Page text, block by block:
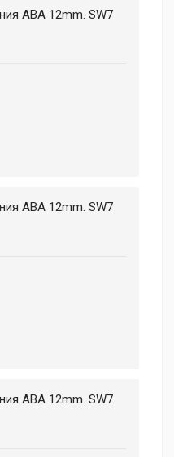
ABA 12mm. SW7
ABA 12mm. SW7
ABA 12mm. SW7